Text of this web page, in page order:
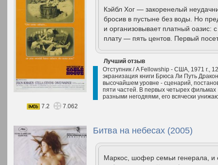
Кэйбл Хог — закоренелый
бросив в пустыне без воды. Но
и организовывает платный оазис:
плату — пять центов. Первый
Лучший отзыв
Отступник / A Fellowship - США, 1971 г.,
экранизация книги Брюса Ли Путь
высочайшем уровне - сценарий,
пяти частей. В первых четырех
разными негодяями, его всячески
7.2
7.062
Битва на небесах (2005)
Маркос, шофер семьи генерала, и